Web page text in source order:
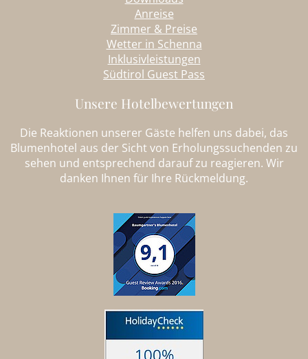
Anreise
Zimmer & Preise
Wetter in Schenna
Inklusivleistungen
Südtirol Guest Pass
Unsere Hotelbewertungen
Die Reaktionen unserer Gäste helfen uns dabei, das
Blumenhotel aus der Sicht von Erholungssuchenden zu
sehen und entsprechend darauf zu reagieren. Wir
danken Ihnen für Ihre Rückmeldung.